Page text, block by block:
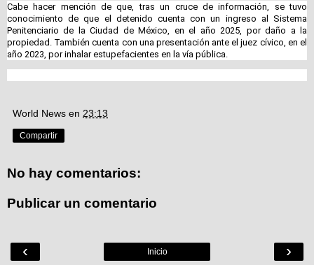
Cabe hacer mención de que, tras un cruce de información, se tuvo
conocimiento de que el detenido cuenta con un ingreso al Sistema
Penitenciario de la Ciudad de México, en el año 2025, por daño a la
propiedad. También cuenta con una presentación ante el juez cívico, en el
año 2023, por inhalar estupefacientes en la vía pública.
World News en 23:13
Compartir
No hay comentarios:
Publicar un comentario
‹ ›
Inicio